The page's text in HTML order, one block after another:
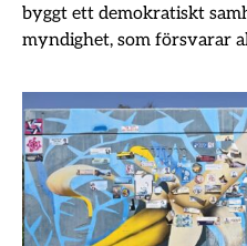
byggt ett demokratiskt
myndighet, som försvarar